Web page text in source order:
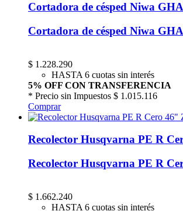
Cortadora de césped Niwa
Cortadora de césped Niwa
$ 1.228.290
HASTA 6 cuotas sin interés
5% OFF CON TRANSFERENCIA
* Precio sin Impuestos $ 1.015.116
Comprar
Recolector Husqvarna PE R
Recolector Husqvarna PE R
$ 1.662.240
HASTA 6 cuotas sin interés